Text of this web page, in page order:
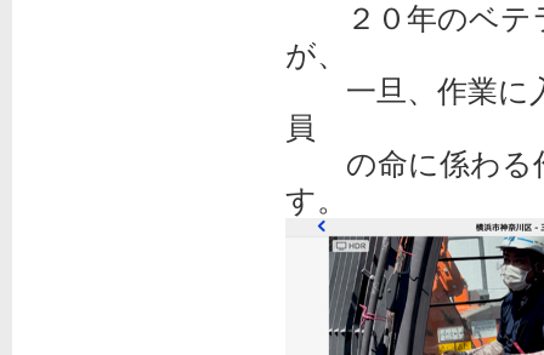
２０年のベテラ
が、
一旦、作業に入
員
の命に係わる作
す。